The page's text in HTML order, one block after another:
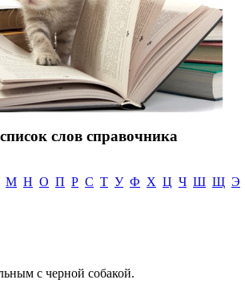
слов справочника
М Н О П Р С Т У Ф Х Ц Ч Ш Щ Э
с черной собакой.